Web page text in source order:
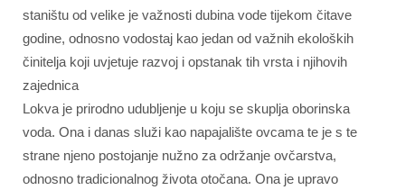
staništu od velike je važnosti dubina vode tijekom čitave
godine, odnosno vodostaj kao jedan od važnih ekoloških
činitelja koji uvjetuje razvoj i opstanak tih vrsta i njihovih
zajednica
Lokva je prirodno udubljenje u koju se skuplja oborinska
voda. Ona i danas služi kao napajalište ovcama te je s te
strane njeno postojanje nužno za održanje ovčarstva,
odnosno tradicionalnog života otočana. Ona je upravo